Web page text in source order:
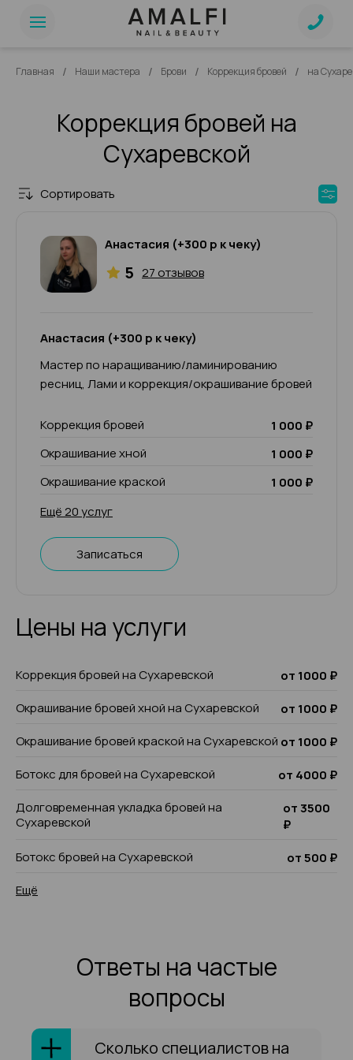
Главная / Наши мастера / Брови / Коррекция бровей / на
Коррекция бровей на
Сухаревской
Сортировать
Анастасия (+300 р к чеку)
5 27 отзывов
Анастасия (+300 р к чеку)
Мастер по наращиванию/ламинированию
ресниц, Лами и коррекция/окрашивание бровей
Коррекция бровей
1 000 ₽
Окрашивание хной
1 000 ₽
Окрашивание краской
1 000 ₽
Ещё 20 услуг
Записаться
Цены на услуги
Коррекция бровей на Сухаревской
от 1000 ₽
Окрашивание бровей хной на Сухаревской
от 1000 ₽
Окрашивание бровей краской на Сухаревской от 1000 ₽
Ботокс для бровей на Сухаревской
от 4000 ₽
Долговременная укладка бровей на
Сухаревской
от 3500
₽
Ботокс бровей на Сухаревской
от 500 ₽
Ещё
Ответы на частые
вопросы
Сколько специалистов на